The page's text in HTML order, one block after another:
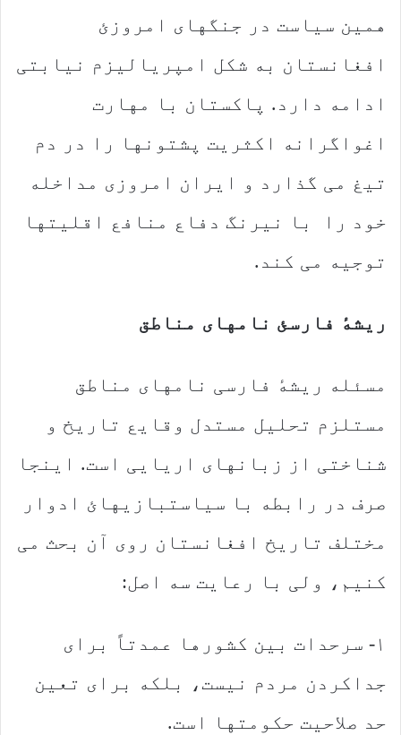
همین سیاست در جنگهای امروزئ
افغانستان به شکل امپریالیزم نیابتی
ادامه دارد. پاکستان با مهارت
اغواگرانه اکثریت پشتونها را در دم
تیغ می گذارد و ایران امروزی مداخله
خود را با نیرنگ دفاع منافع اقلیتها
توجیه می کند.
ریشهٔ فارسئ نامهای مناطق
مسئله ریشهٔ فارسی نامهای مناطق
مستلزم تحلیل مستدل وقایع تاریخ و
شناختی از زبانهای اریایی است. اینجا
صرف در رابطه با سیاستبازیهائ ادوار
مختلف تاریخ افغانستان روی آن بحث می
کنیم، ولی با رعایت سه اصل:
۱- سرحدات بین کشورها عمدتاً برای
جداکردن مردم نیست، بلکه برای تعین
حد صلاحیت حکومتها است.